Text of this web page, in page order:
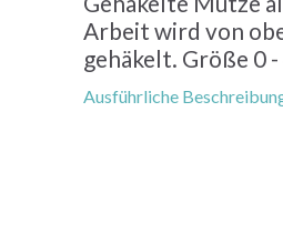
Arbeit wird von
gehäkelt. Größe 0 -
Ausführliche